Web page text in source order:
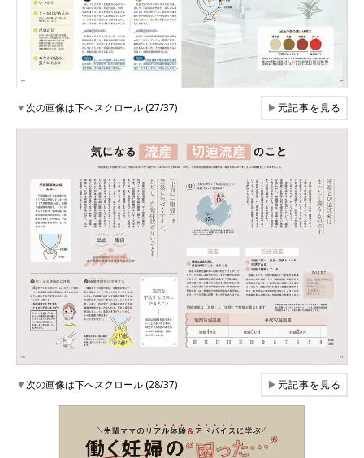
▼次の画像は下へスクロール (27/37) ▶元記事を見る
▼次の画像は下へスクロール (28/37) ▶元記事を見る